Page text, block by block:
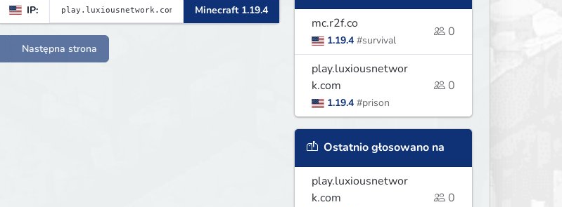
IP: Minecraft 1.19.4
Następna strona
mc.r2f.co
1.19.4 #survival
0
play.luxiousnetwor
k.com
1.19.4 #prison
0
Ostatnio głosowano na
play.luxiousnetwor
k.com
0